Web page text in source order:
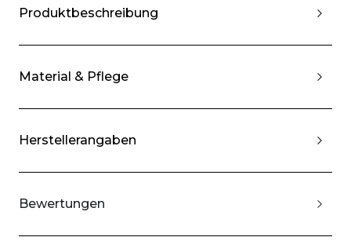
Produktbeschreibung
Material & Pflege
Herstellerangaben
Bewertungen